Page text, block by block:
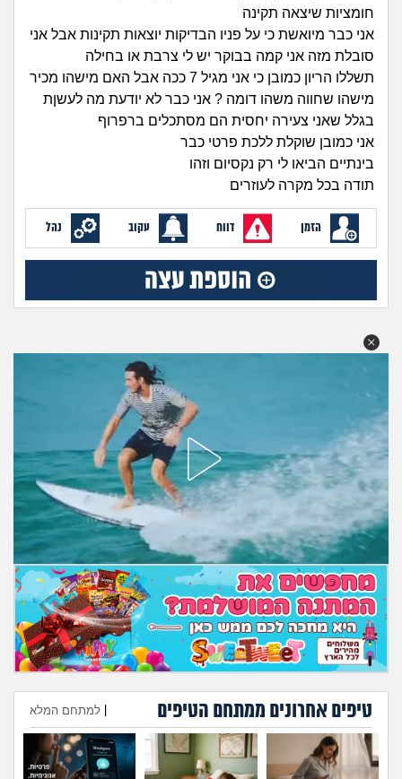
הורות ומשפחה
מתבגרים
לימודים וסטודנטים
עבודה וקריירה
חברים ואנשים
מה שעובר עליי
שומרים על הגוף
פיננסי וכלכלה
בין הסדינים
חיות מחמד
יוקר המחיה
גאווה
התחברות
חומציות שיצאה תקינה
אני כבר מיואשת כי על פניו הבדיקות יוצאות תקינות אבל אני
סובלת מזה אני קמה בבוקר יש לי צרבת או בחילה
תשללו הריון כמובן כי אני מגיל 7 ככה אבל האם מישהו מכיר
מישהו שחווה משהו דומה ? אני כבר לא יודעת מה לעשןת
בגלל שאני צעירה יחסית הם מסתכלים ברפרוף
אני כמובן שוקלת ללכת פרטי כבר
בינתיים הביאו לי רק נקסיום וזהו
תודה בכל מקרה לעוזרים
הזמן דווח עקוב נהל
טיפים אחרונים ממתחם הטיפים למתחם המלא
הוספת טיפ